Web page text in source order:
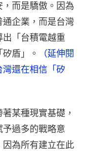
而是驕傲。因為
企業，而是台灣
「台積電越重
盾」。
（延伸閱
還在相信「矽
某種現實基礎，
過多的戰略意
為所有建立在此